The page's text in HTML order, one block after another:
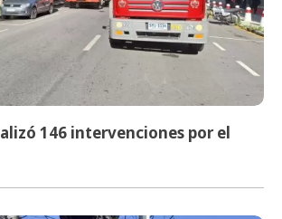
146 intervenciones por el